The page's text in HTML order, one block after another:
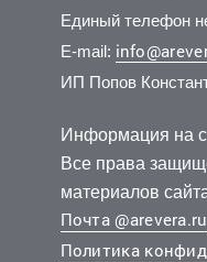
6 100 000
2-комн. 48.6 м
Октябрьский,
6 650 000
3-комн. 62.1 м
Октябрьский,
Единый телефон
E-mail:
ИП Попов
Информация на
Все права
материалов
Почта @arevera.ru
Политика